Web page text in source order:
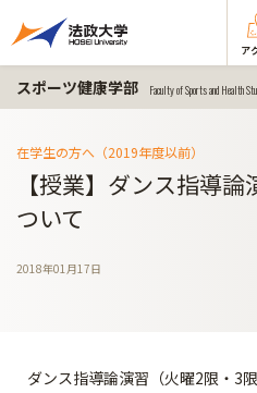
ア
スポーツ健康学部 Faculty of Sports and Health
在学生の方へ（2019年度以前）
【授業】ダンス指導
ついて
2018年01月17日
ダンス指導論演習（火曜2限・3